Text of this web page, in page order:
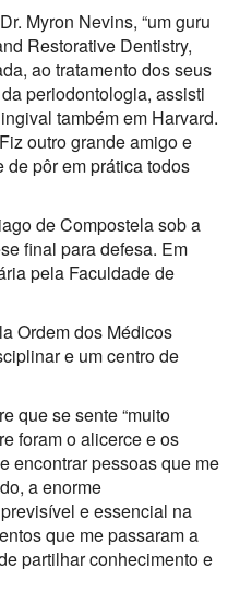
Myron Nevins, “um guru
Restorative Dentistry,
ao tratamento dos seus
periodontologia, assisti
também em Harvard.
outro grande amigo e
pôr em prática todos
de Compostela sob a
final para defesa. Em
pela Faculdade de
Ordem dos Médicos
e um centro de
que se sente “muito
foram o alicerce e os
encontrar pessoas que me
a enorme
e essencial na
que me passaram a
partilhar conhecimento e